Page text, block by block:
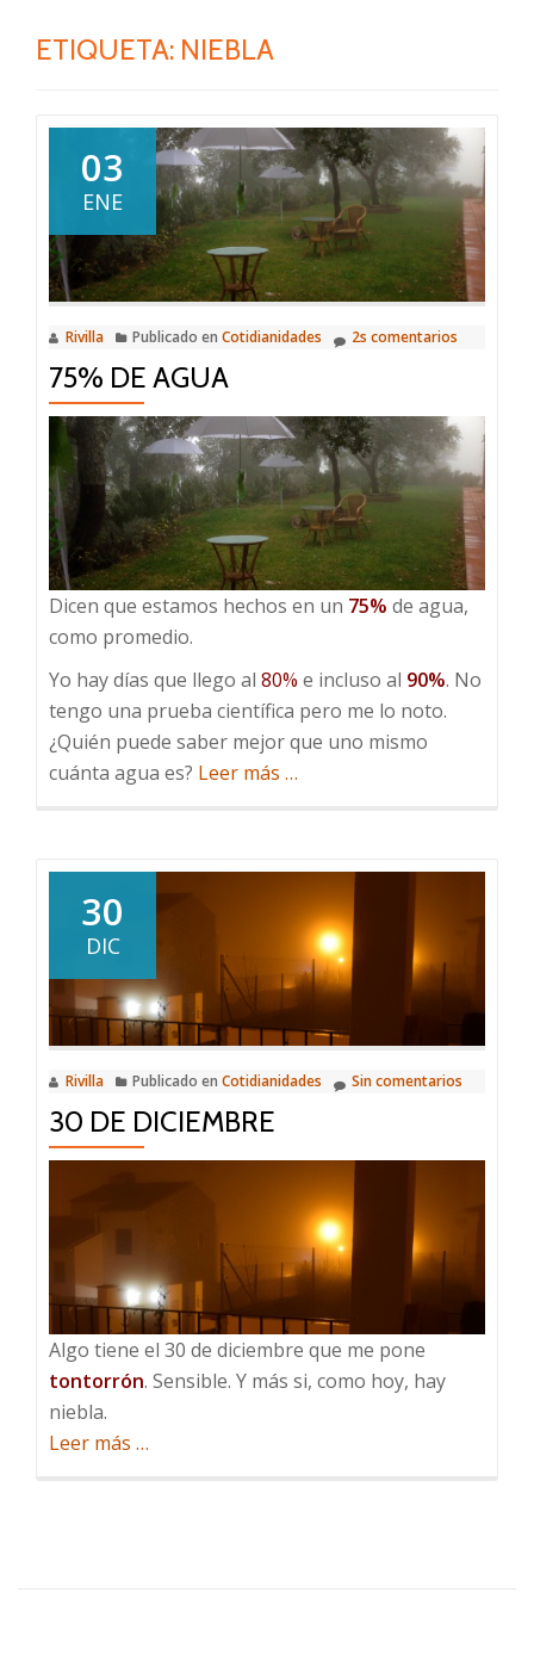
ETIQUETA: NIEBLA
03
ENE
Rivilla Publicado en Cotidianidades 2s comentarios
75% DE AGUA
Dicen que estamos hechos en un 75% de agua,
como promedio.
Yo hay días que llego al 80% e incluso al 90%. No
tengo una prueba científica pero me lo noto.
¿Quién puede saber mejor que uno mismo
cuánta agua es? Leer más acerca
agua
…
30
DIC
Rivilla Publicado en Cotidianidades Sin comentarios
30 DE DICIEMBRE
Algo tiene el 30 de diciembre que me pone
tontorrón. Sensible. Y más si, como hoy, hay
niebla.
Leer más acerca
…